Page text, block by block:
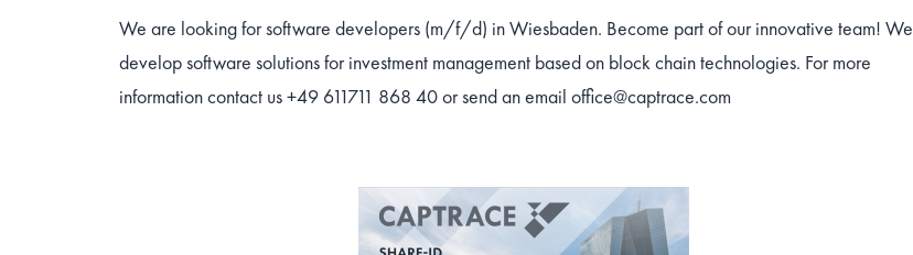
We are looking for software developers (m/f/d) in Wiesbaden. Become part of our innovative team! We
develop software solutions for investment management based on block chain technologies. For more
information contact us +49 611711 868 40 or send an email office@captrace.com